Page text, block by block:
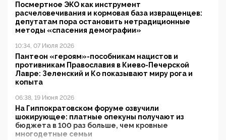
Посмертное ЭКО как инструмент
расчеловечивания и кормовая база извращенцев:
депутатам пора остановить нетрадиционные
методы «спасения демографии»
10:34, 07 Июля 2026
Пантеон «героям»-пособникам нацистов и
противникам Православия в Киево-Печерской
Лавре: Зеленский и Ко показывают миру рога и
копыта
06:38, 19 Июня 2026
На Гиппократовском форуме озвучили
шокирующее: платные опекуны получают из
бюджета в 100 раз больше, чем кровные
многодетные семьи